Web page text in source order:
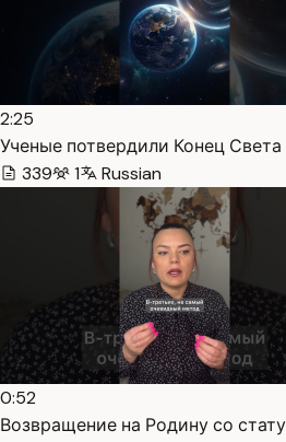
2:25
Ученые потвердили Конец
339
1 Russian
0:52
Возвращение на Родину со